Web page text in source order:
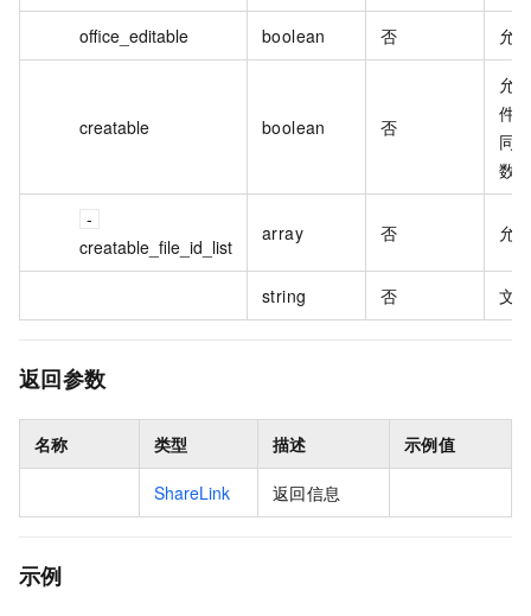
office_editable boolean 否 允
creatable boolean 否
允
件
同
数
creatable_file_id_list
array 否 允
string 否 文
返回参数
名称 类型 描述 示例值
ShareLink 返回信息
示例